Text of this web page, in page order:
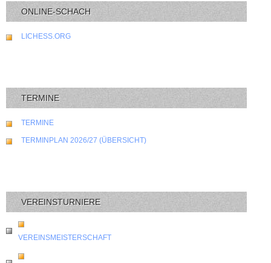
ONLINE-SCHACH
LICHESS.ORG
TERMINE
TERMINE
TERMINPLAN 2026/27 (ÜBERSICHT)
VEREINSTURNIERE
VEREINSMEISTERSCHAFT